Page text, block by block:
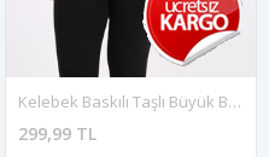
Kelebek Baskılı Taşlı Büyük Beden Tshirt 37B-2097
299,99 TL